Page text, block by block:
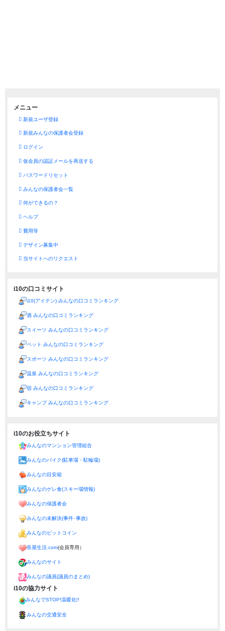
メニュー
新規ユーザ登録
新規みんなの保護者会登録
ログイン
仮会員の認証メールを再送する
パスワードリセット
みんなの保護者会一覧
何ができるの？
ヘルプ
費用等
デザイン募集中
当サイトへのリクエスト
i10の口コミサイト
i10(アイテン) みんなの口コミランキング
酒 みんなの口コミランキング
スイーツ みんなの口コミランキング
ペット みんなの口コミランキング
スポーツ みんなの口コミランキング
温泉 みんなの口コミランキング
宿 みんなの口コミランキング
キャンプ みんなの口コミランキング
i10のお役立ちサイト
みんなのマンション管理組合
みんなのバイク(駐車場・駐輪場)
みんなの目安箱
みんなのゲレ食(スキー場情報)
みんなの保護者会
みんなの未解決(事件･事故)
みんなのビットコイン
長屋生活.com(会員専用）
みんなのサイト
みんなの議員(議員のまとめ)
i10の協力サイト
みんなでSTOP!温暖化!!
みんなの交通安全